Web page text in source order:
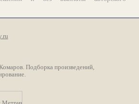
Подборка произведений,